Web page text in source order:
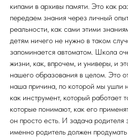
кипами в архивы памяти. Это как
передаем знания через личный
реальности, как сами этими
детям ничего не нужно в таком
запоминается автоматом. Школа
жизни, как, впрочем, и универы, и
нашего образования в целом. Это
наша причина, по которой мы
как инструмент, который работает
которые понимают, как его
он просто есть. И задача родителя
именно родитель должен